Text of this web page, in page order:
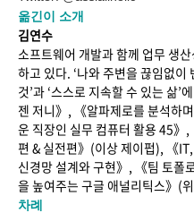
옮긴이 소개
김연수
소프트웨어 개발과 함께 업무 생
하고 있다. ‘나와 주변을 끊임없
것’과 ‘스스로 지속할 수 있는 삶’
젠 저니》, 《알파제로를 분석하
운 직장인 실무 컴퓨터 활용 45》
편 & 실전편》(이상 제이펍), 《
신경망 설계와 구현》, 《팀 토폴
을 높여주는 구글 애널리틱스》(
차례